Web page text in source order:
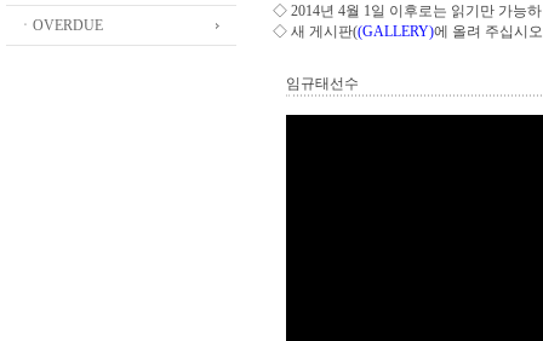
ㆍOVERDUE
◇ 2014년 4월 1일 이후로는 읽기만 가능
◇ 새 게시판((GALLERY)에 올려 주십시오
임규태선수